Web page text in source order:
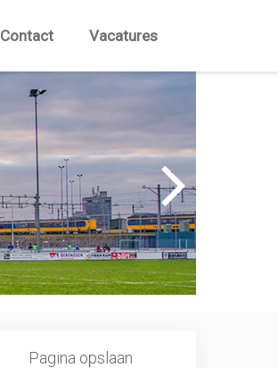
Contact Vacatures
Pagina opslaan